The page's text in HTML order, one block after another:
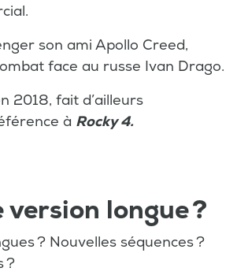
son ami Apollo Creed,
face au russe Ivan Drago.
2018, fait d’ailleurs
à Rocky 4.
version longue ?
? Nouvelles séquences ?
?